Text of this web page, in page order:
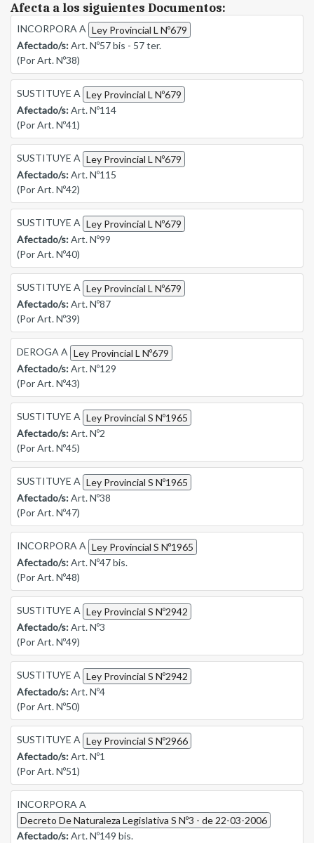
Afecta a los siguientes Documentos:
INCORPORA A Ley Provincial L Nº679
Afectado/s:Art. Nº57 bis - 57 ter.
(Por Art. Nº38)
SUSTITUYE A Ley Provincial L Nº679
Afectado/s:Art. Nº114
(Por Art. Nº41)
SUSTITUYE A Ley Provincial L Nº679
Afectado/s:Art. Nº115
(Por Art. Nº42)
SUSTITUYE A Ley Provincial L Nº679
Afectado/s:Art. Nº99
(Por Art. Nº40)
SUSTITUYE A Ley Provincial L Nº679
Afectado/s:Art. Nº87
(Por Art. Nº39)
DEROGA A Ley Provincial L Nº679
Afectado/s:Art. Nº129
(Por Art. Nº43)
SUSTITUYE A Ley Provincial S Nº1965
Afectado/s:Art. Nº2
(Por Art. Nº45)
SUSTITUYE A Ley Provincial S Nº1965
Afectado/s:Art. Nº38
(Por Art. Nº47)
INCORPORA A Ley Provincial S Nº1965
Afectado/s:Art. Nº47 bis.
(Por Art. Nº48)
SUSTITUYE A Ley Provincial S Nº2942
Afectado/s:Art. Nº3
(Por Art. Nº49)
SUSTITUYE A Ley Provincial S Nº2942
Afectado/s:Art. Nº4
(Por Art. Nº50)
SUSTITUYE A Ley Provincial S Nº2966
Afectado/s:Art. Nº1
(Por Art. Nº51)
INCORPORA A
Decreto De Naturaleza Legislativa S Nº3 - de 22-03-2006
Afectado/s:Art. Nº149 bis.